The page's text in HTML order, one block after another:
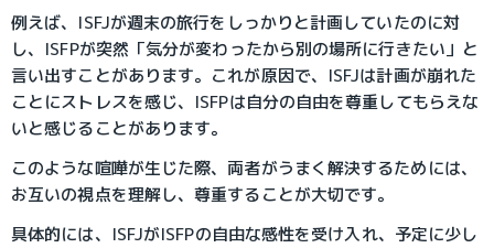
例えば、ISFJが週末の旅行をしっかりと計画していたのに対
し、ISFPが突然「気分が変わったから別の場所に行きたい」と
言い出すことがあります。これが原因で、ISFJは計画が崩れた
ことにストレスを感じ、ISFPは自分の自由を尊重してもらえな
いと感じることがあります。
このような喧嘩が生じた際、両者がうまく解決するためには、
お互いの視点を理解し、尊重することが大切です。
具体的には、ISFJがISFPの自由な感性を受け入れ、予定に少し